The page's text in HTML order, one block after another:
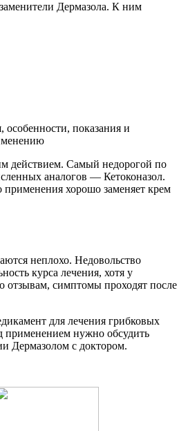
Дермазола. К ним
действием. Самый недорогой по
аналогов — Кетоконазол.
применения хорошо заменяет крем
неплохо. Недовольство
курса лечения, хотя у
отзывам, симптомы проходят после
для лечения грибковых
применением нужно обсудить
Дермазолом с доктором.